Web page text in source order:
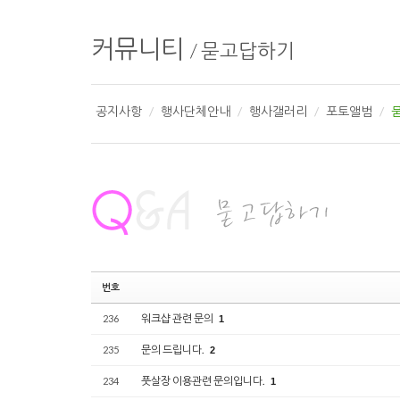
커뮤니티 /묻고답하기
공지사항 행사단체안내 행사갤러리 포토앨범
번호
236 워크샵 관련 문의 1
235 문의 드립니다. 2
234 풋살장 이용관련 문의입니다. 1